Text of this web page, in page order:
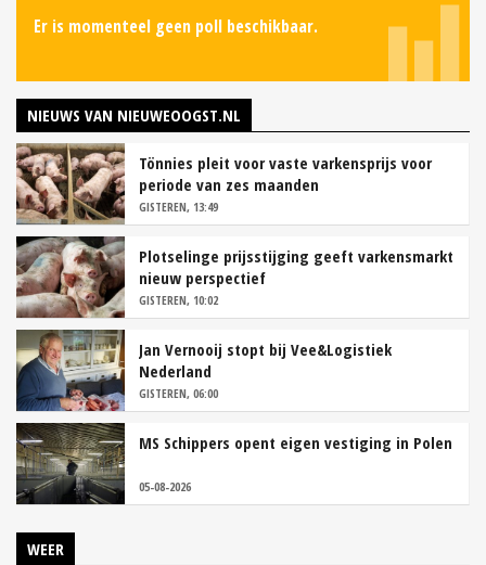
Er is momenteel geen poll beschikbaar.
NIEUWS VAN NIEUWEOOGST.NL
Tönnies pleit voor vaste varkensprijs voor
periode van zes maanden
GISTEREN, 13:49
Plotselinge prijsstijging geeft varkensmarkt
nieuw perspectief
GISTEREN, 10:02
Jan Vernooij stopt bij Vee&Logistiek
Nederland
GISTEREN, 06:00
MS Schippers opent eigen vestiging in Polen
05-08-2026
WEER